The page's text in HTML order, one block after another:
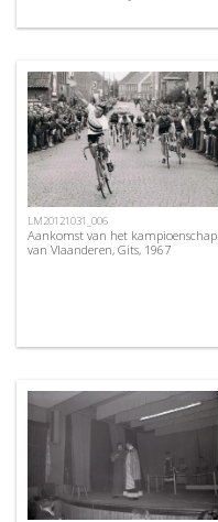
LM20121031_006
Aankomst van het kampioenschap
van Vlaanderen, Gits, 1967